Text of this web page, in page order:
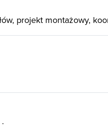
projekt montażowy,